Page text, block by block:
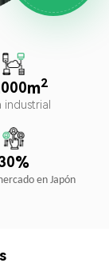
000m2
industrial
0%
en Japón